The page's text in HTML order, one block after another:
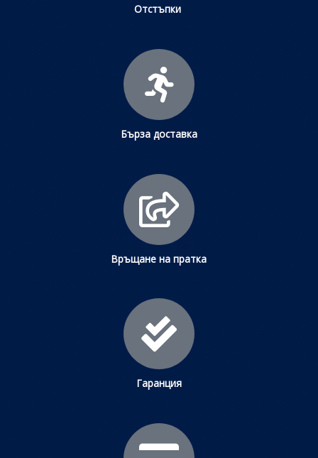
Отстъпки
Бърза доставка
Връщане на пратка
Гаранция